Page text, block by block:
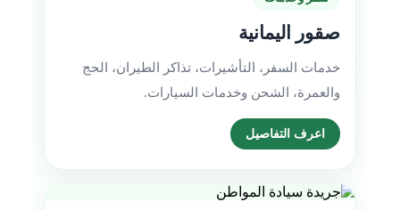
صقور اليمانية
خدمات السفر، التأشيرات، تذاكر الطيران، الحج
والعمرة، الشحن وخدمات السيارات.
اعرف التفاصيل